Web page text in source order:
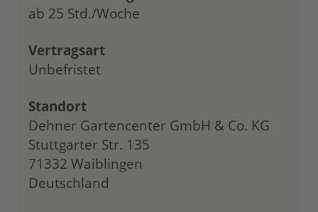
ab 25 Std./Woche
Vertragsart
Unbefristet
Standort
Dehner Gartencenter GmbH & Co. KG
Stuttgarter Str. 135
71332 Waiblingen
Deutschland